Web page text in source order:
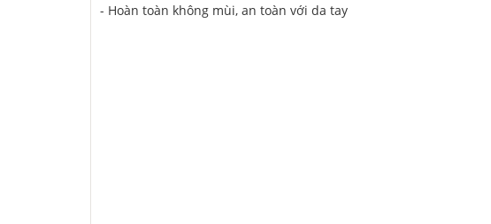
- Hoàn toàn không mùi, an toàn với da tay